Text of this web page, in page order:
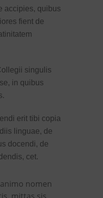
accipies, quibus
fient de
singulis
in quibus
erit tibi copia
linguae, de
docendi, de
cet.
nomen